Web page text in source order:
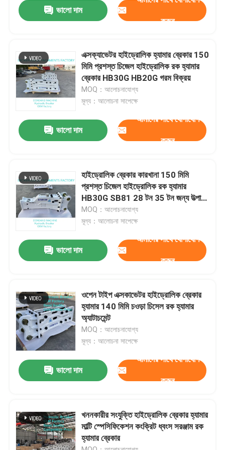
পণ্য
VR প্রদর্শন
আমাদের সম্পর্কে
মান নিয়ন্ত্রণ
যোগাযোগ করুন
উদ্ধৃতির জন্য আবেদন
হাইড্রোলিক রক ব্রেকার
খননকারী হাইড্রোলিক ব্রেকার
ভালো দাম
করুন
এক্সক্যাভেটর হাইড্রোলিক হ্যামার ব্রেকার 150
মিমি প্রশস্ত চিজেল হাইড্রোলিক রক হ্যামার
ব্রেকার HB30G HB20G গরম বিক্রয়
MOQ：আলোচনাযোগ্য
মূল্য：আলোচনা সাপেক্ষে
ভালো দাম
আমাদের সাথে যোগাযোগ
করুন
হাইড্রোলিক ব্রেকার কারখানা 150 মিমি
প্রশস্ত চিজেল হাইড্রোলিক রক হ্যামার
HB30G SB81 28 টন 35 টন জন্য উত্পাদন
OEM কারখানা
MOQ：আলোচনাযোগ্য
মূল্য：আলোচনা সাপেক্ষে
ভালো দাম
আমাদের সাথে যোগাযোগ
করুন
ওপেন টাইপ এক্সকাভেটর হাইড্রোলিক ব্রেকার
হ্যামার 140 মিমি চওড়া চিসেল রক হ্যামার
অ্যাটাচমেন্ট
MOQ：আলোচনাযোগ্য
মূল্য：আলোচনা সাপেক্ষে
ভালো দাম
আমাদের সাথে যোগাযোগ
করুন
খননকারীর সংযুক্তি হাইড্রোলিক ব্রেকার হ্যামার
মাল্টি স্পেসিফিকেশন কংক্রিট ধ্বংস সরঞ্জাম রক
হ্যামার ব্রেকার